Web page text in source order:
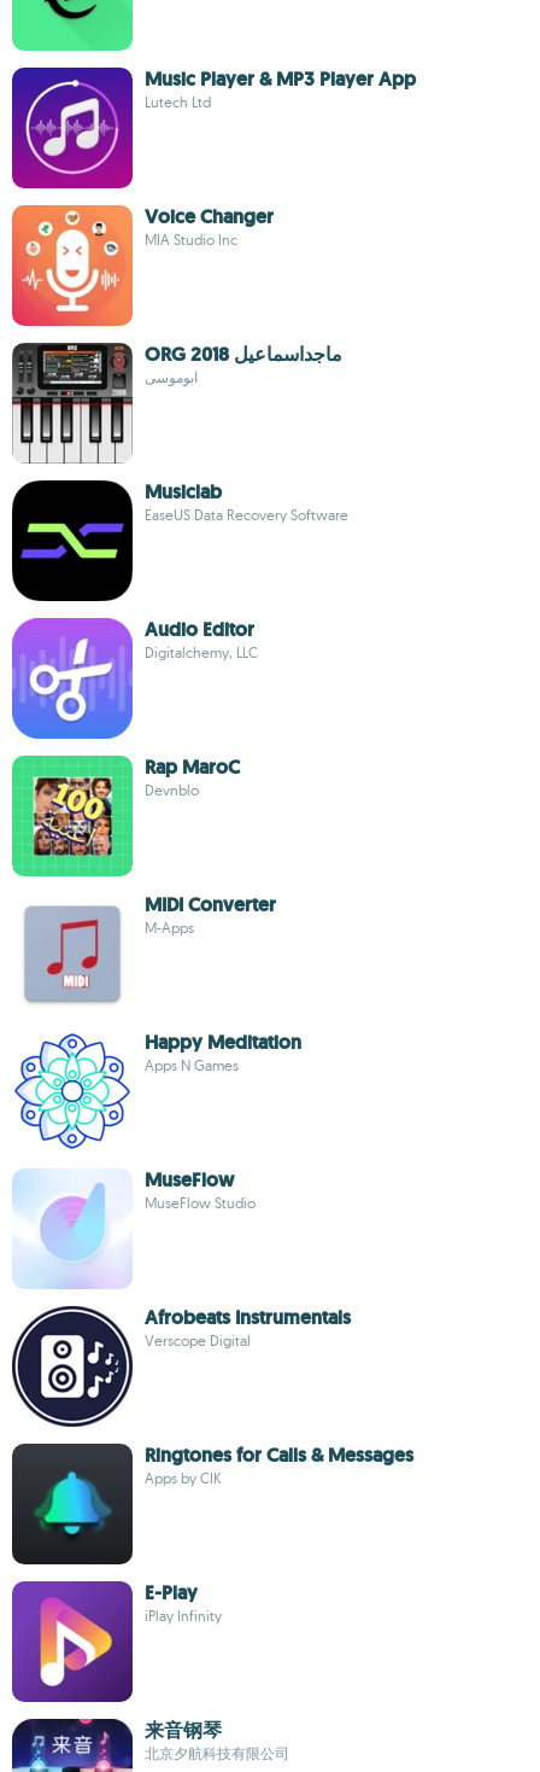
Music Player & MP3 Player App
Lutech Ltd
Voice Changer
MIA Studio Inc
ORG 2018 ماجداسماعيل
ابوموسى
Musiclab
EaseUS Data Recovery Software
Audio Editor
Digitalchemy, LLC
Rap MaroC
Devnblo
MIDI Converter
M-Apps
Happy Meditation
Apps N Games
MuseFlow
MuseFlow Studio
Afrobeats Instrumentals
Verscope Digital
Ringtones for Calls & Messages
Apps by CIK
E-Play
iPlay Infinity
来音钢琴
北京夕航科技有限公司